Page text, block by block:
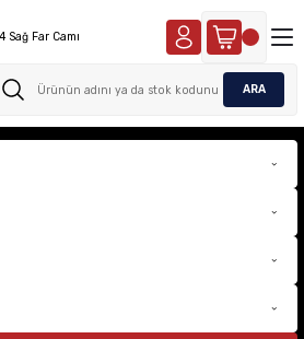
ARA